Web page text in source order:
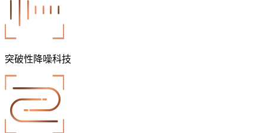
突破性降噪科技